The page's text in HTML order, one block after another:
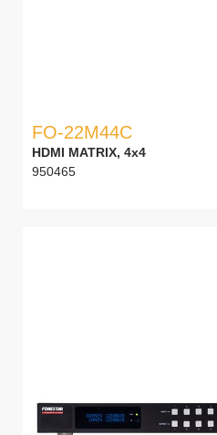
FO-22M44C
HDMI MATRIX, 4x4
950465